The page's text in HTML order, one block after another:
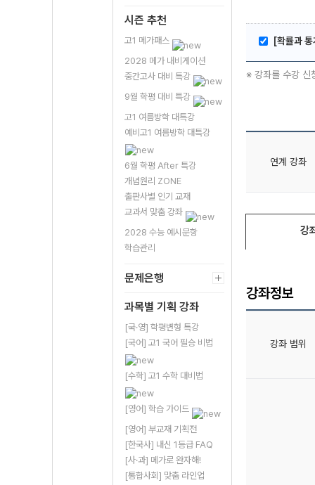
시즌 추천
고1 메가패스
2028 메가 내비게이션
중간고사 대비 특강
9월 학평 대비 특강
고1 여름방학 대특강
예비고1 여름방학 대특강
6월 학평 After 특강
개념원리 ZONE
출판사별 인기 교재
교과서 맞춤 강좌
2028 수능 예시문항
학습관리
문제은행
과목별 기획 강좌
[국·영] 학평변형 특강
[국어] 고1 국어 필승 비법
[수학] 고1 수학 대비법
[영어] 학습 가이드
[영어] 부교재 기획전
[한국사] 내신 1등급 FAQ
[사·과] 메가로 완자해!
[통합사회] 맞춤 라인업
[확률과
※ 강좌를 수강 신
연계 강좌
강
강좌정보
강좌 범위